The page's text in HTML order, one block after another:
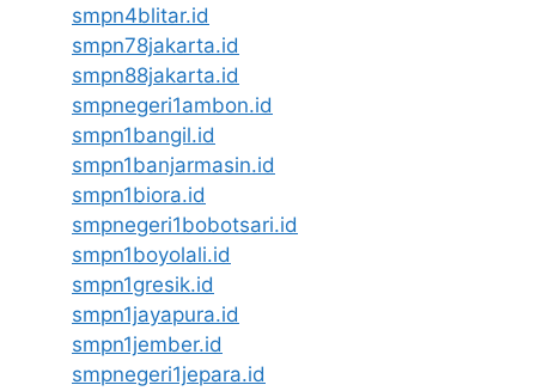
smpn4blitar.id
smpn78jakarta.id
smpn88jakarta.id
smpnegeri1ambon.id
smpn1bangil.id
smpn1banjarmasin.id
smpn1biora.id
smpnegeri1bobotsari.id
smpn1boyolali.id
smpn1gresik.id
smpn1jayapura.id
smpn1jember.id
smpnegeri1jepara.id